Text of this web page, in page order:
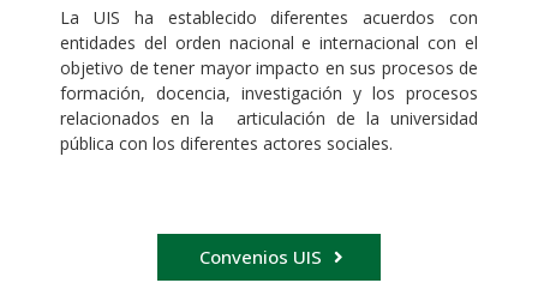
La UIS ha establecido diferentes acuerdos con
entidades del orden nacional e internacional con el
objetivo de tener mayor impacto en sus procesos de
formación, docencia, investigación y los procesos
relacionados en la articulación de la universidad
pública con los diferentes actores sociales.
Convenios UIS